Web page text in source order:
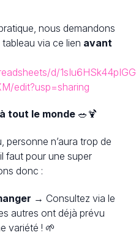
nous demandons
via ce lien avant
d/
edit?usp=sharing
tout le monde 🥗🍹
personne n’aura trop de
faut pour une super
donc :
→ Consultez via le
autres ont déjà prévu
variété ! 🌱